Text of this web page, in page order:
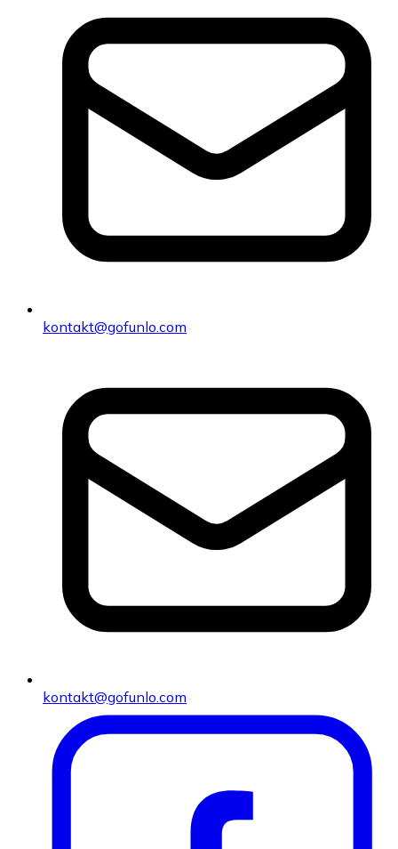
kontakt@gofunlo.com
kontakt@gofunlo.com